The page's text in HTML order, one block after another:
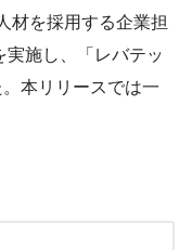
材を採用する企業担
施し、「レバテッ
本リリースでは一